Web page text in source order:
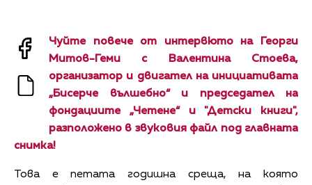
Чуйте повече от интервюто на Георги
Митов-Геми с Валентина Стоева,
организатор и двигател на инициативата
„Бисерче вълшебно“ и председател на
фондациите „Четене“ и "Детски книги",
разположено в звуковия файл под главната
снимка!
Това е петата годишна среща, на която